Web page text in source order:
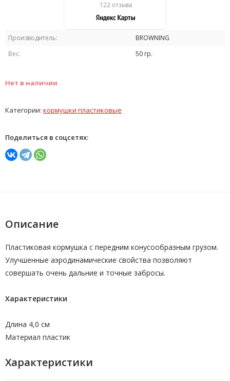
Производитель:
BROWNING
Вес:
50 гр.
Нет в наличии
Категории: кормушки пластиковые
Поделиться в соцсетях:
Описание
Пластиковая кормушка с передним конусообразным грузом.
Улучшенные аэродинамические свойства позволяют
совершать очень дальние и точные забросы.
Характеристики
Длина 4,0 см
Материал пластик
Характеристики